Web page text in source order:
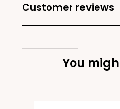
Customer reviews
You